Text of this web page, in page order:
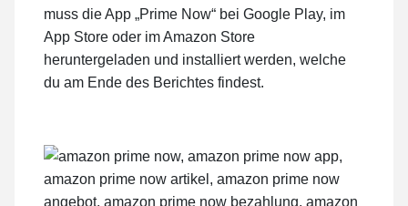
muss die App „Prime Now“ bei Google Play, im
App Store oder im Amazon Store
heruntergeladen und installiert werden, welche
du am Ende des Berichtes findest.